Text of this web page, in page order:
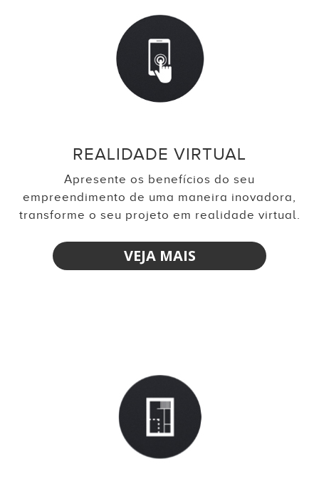
REALIDADE VIRTUAL
Apresente os benefícios do seu
empreendimento de uma maneira inovadora,
transforme o seu projeto em realidade virtual.
VEJA MAIS